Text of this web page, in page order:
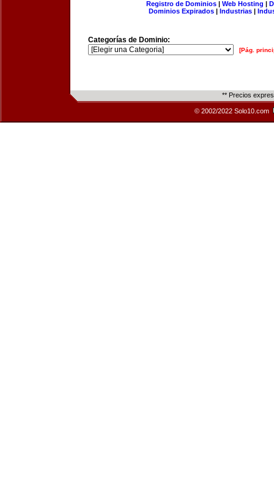
Registro de Dominios| Web Hosting |
Dominios Expirados | Industrias |
Categorías de Dominio:
[Pág.
** Precios
© 2002/2022 Solo10.com